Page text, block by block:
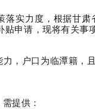
落实力度，根据甘
申请，现将有关事
，户口为临潭籍，
提供：